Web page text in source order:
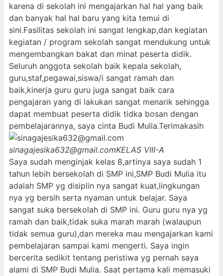
karena di sekolah ini mengajarkan hal hal yang baik
dan banyak hal hal baru yang kita temui di
sini.Fasilitas sekolah ini sangat lengkap,dan kegiatan
kegiatan / program sekolah sangat mendukung untuk
mengembangkan bakat dan minat peserta didik.
Seluruh anggota sekolah baik kepala sekolah,
guru,staf,pegawai,siswa/i sangat ramah dan
baik,kinerja guru guru juga sangat baik cara
pengajaran yang di lakukan sangat menarik sehingga
dapat membuat peserta didik tidka bosan dengan
pembelajarannya, saya cinta Budi Mulia.Terimakasih
sinagajesika632@gmail.comKELAS VIII-A
Saya sudah menginjak kelas 8,artinya saya sudah 1
tahun lebih bersekolah di SMP ini,SMP Budi Mulia itu
adalah SMP yg disiplin nya sangat kuat,lingkungan
nya yg bersih serta nyaman untuk belajar. Saya
sangat suka bersekolah di SMP ini. Guru guru nya yg
ramah dan baik,tidak suka marah marah (walaupun
tidak semua guru),dan mereka mau mengajarkan kami
pembelajaran sampai kami mengerti. Saya ingin
bercerita sedikit tentang peristiwa yg pernah saya
alami di SMP Budi Mulia. Saat pertama kali memasuki